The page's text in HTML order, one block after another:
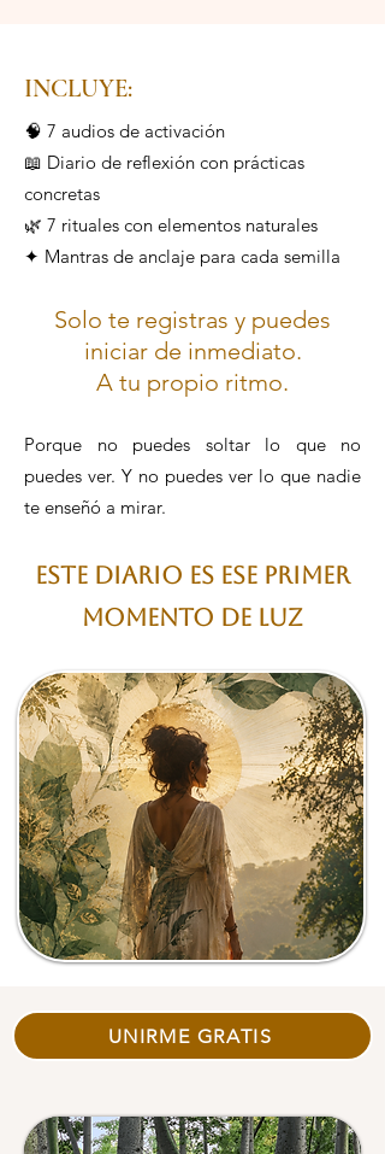
INCLUYE:
🧠 7 audios de activación
📖 Diario de reflexión con prácticas
concretas
🌿 7 rituales con elementos naturales
✦ Mantras de anclaje para cada semilla
Solo te registras y puedes
iniciar de inmediato.
A tu propio ritmo.
Porque no puedes soltar lo que no
puedes ver. Y no puedes ver lo que nadie
te enseñó a mirar.
Este diario es ese primer
momento de luz
UNIRME GRATIS